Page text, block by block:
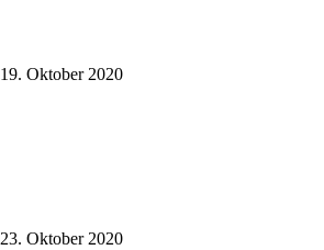
19. Oktober 2020
23. Oktober 2020